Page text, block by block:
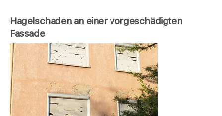
Hagelschaden an einer vorgeschädigten
Fassade